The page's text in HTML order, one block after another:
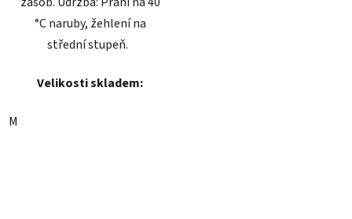
°C naruby, žehlení na
střední stupeň.
Velikosti skladem:
M